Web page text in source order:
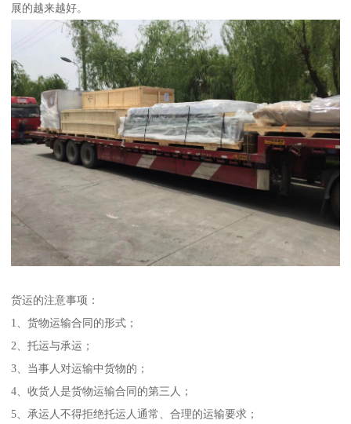
展的越来越好。
货运的注意事项：
1、货物运输合同的形式；
2、托运与承运；
3、当事人对运输中货物的；
4、收货人是货物运输合同的第三人；
5、承运人不得拒绝托运人通常、合理的运输要求；